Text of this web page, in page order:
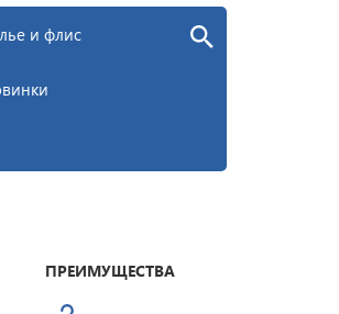
и флис
ПРЕИМУЩЕСТВА